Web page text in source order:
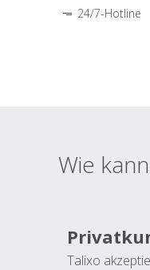
24/7-Hotline
Wie
Talixo